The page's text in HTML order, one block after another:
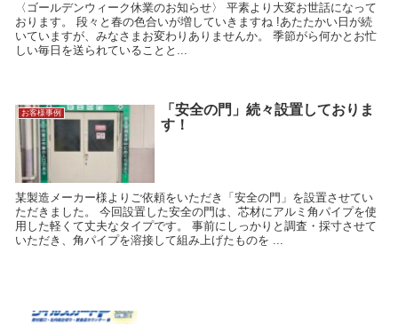
〈ゴールデンウィーク休業のお知らせ〉 平素より大変お世話になって
おります。 段々と春の色合いが増していきますね !あたたかい日が続
いていますが、みなさまお変わりありませんか。 季節がら何かとお忙
しい毎日を送られていることと...
お客様事例
「安全の門」続々設置しておりま
す！
某製造メーカー様よりご依頼をいただき「安全の門」を設置させてい
ただきました。 今回設置した安全の門は、芯材にアルミ角パイプを使
用した軽くて丈夫なタイプです。 事前にしっかりと調査・採寸させて
いただき、角パイプを溶接して組み上げたものを ...